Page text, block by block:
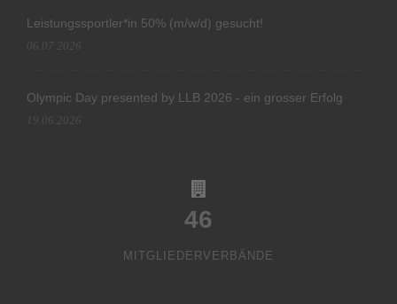
Leistungssportler*in 50% (m/w/d) gesucht!
06.07.2026
Olympic Day presented by LLB 2026 - ein grosser Erfolg
19.06.2026
46
MITGLIEDERVERBÄNDE